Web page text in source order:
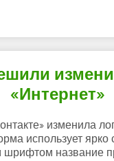
«Интернет»
изменила
использует ярко
название